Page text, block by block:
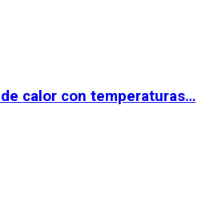
calor con temperaturas…